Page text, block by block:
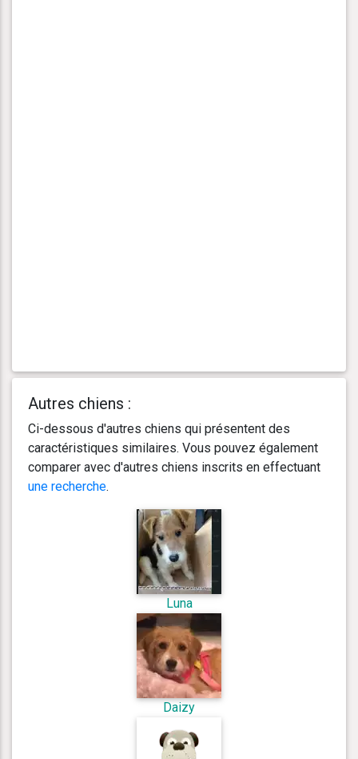
Autres chiens :
Ci-dessous d'autres chiens qui présentent des
caractéristiques similaires. Vous pouvez également
comparer avec d'autres chiens inscrits en effectuant
une recherche.
Luna
Daizy